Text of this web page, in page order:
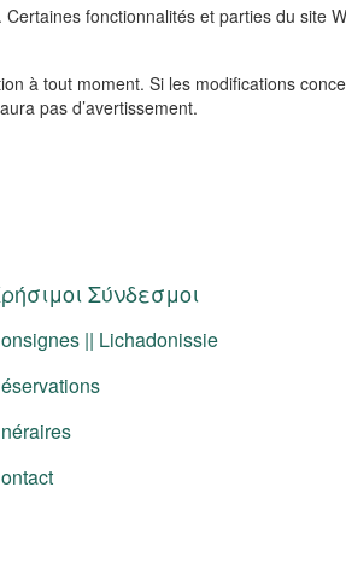
fonctionnalités et parties du site
à tout moment. Si les modifications
pas d’avertissement.
Σύνδεσμοι
|| Lichadonissie